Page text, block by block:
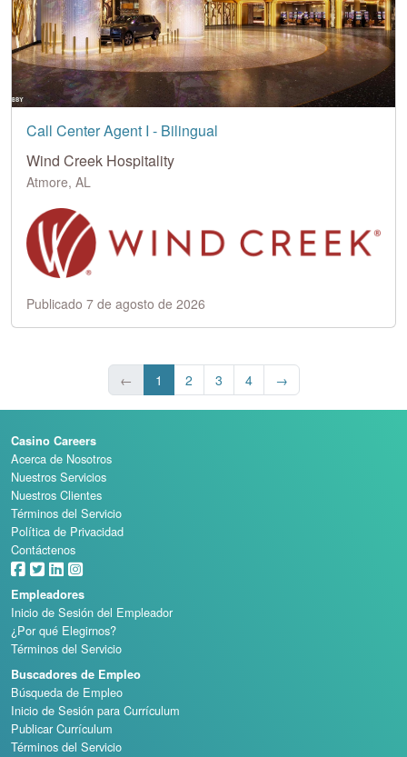
Call Center Agent I - Bilingual
Wind Creek Hospitality
Atmore, AL
Publicado 7 de agosto de 2026
← 1 2 3 4 →
Casino Careers
Acerca de Nosotros
Nuestros Servicios
Nuestros Clientes
Términos del Servicio
Política de Privacidad
Contáctenos
Empleadores
Inicio de Sesión del Empleador
¿Por qué Elegirnos?
Términos del Servicio
Buscadores de Empleo
Búsqueda de Empleo
Inicio de Sesión para Currículum
Publicar Currículum
Términos del Servicio